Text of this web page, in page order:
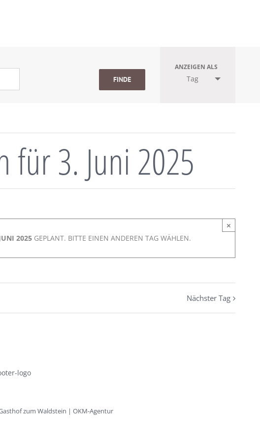
ANZEIGEN ALS
Tag
für 3. Juni 2025
×
2025 GEPLANT. BITTE EINEN ANDEREN TAG WÄHLEN.
Nächster Tag
zum Waldstein | OKM-Agentur